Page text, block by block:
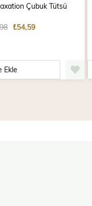
Çubuk Tütsü
₺54,59
Ekle